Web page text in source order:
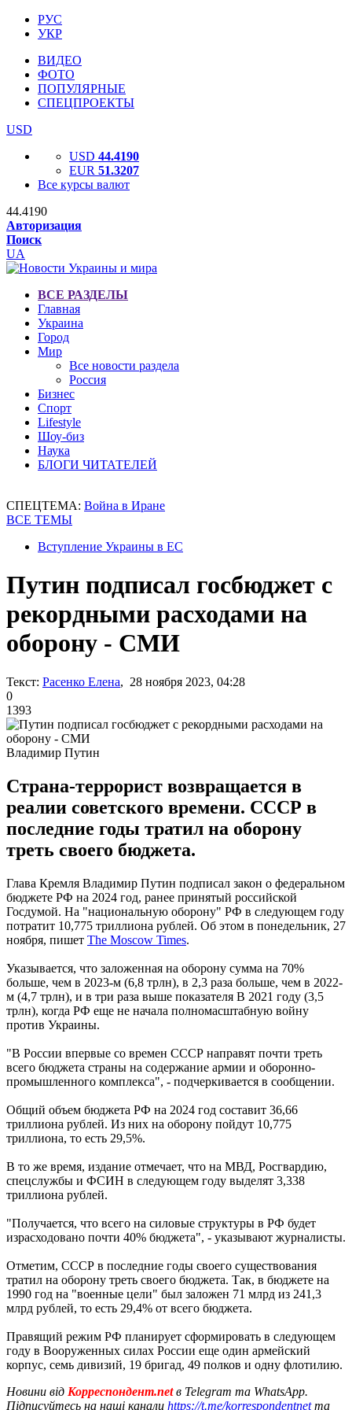
РУС
УКР
ВИДЕО
ФОТО
ПОПУЛЯРНЫЕ
СПЕЦПРОЕКТЫ
USD
USD 44.4190
EUR 51.3207
Все курсы валют
44.4190
Авторизация
Поиск
UA
ВСЕ РАЗДЕЛЫ
Главная
Украина
Город
Мир
Все новости раздела
Россия
Бизнес
Спорт
Lifestyle
Шоу-биз
Наука
БЛОГИ ЧИТАТЕЛЕЙ
СПЕЦТЕМА: Война в Иране
ВСЕ ТЕМЫ
Вступление Украины в ЕС
Путин подписал госбюджет с
рекордными расходами на
оборону - СМИ
Текст: Расенко Елена, 28 ноября 2023, 04:28
0
1393
Владимир Путин
Страна-террорист возвращается в
реалии советского времени. СССР в
последние годы тратил на оборону
треть своего бюджета.
Глава Кремля Владимир Путин подписал закон о федеральном
бюджете РФ на 2024 год, ранее принятый российской
Госдумой. На "национальную оборону" РФ в следующем году
потратит 10,775 триллиона рублей. Об этом в понедельник, 27
ноября, пишет The Moscow Times.
Указывается, что заложенная на оборону сумма на 70%
больше, чем в 2023-м (6,8 трлн), в 2,3 раза больше, чем в 2022-
м (4,7 трлн), и в три раза выше показателя В 2021 году (3,5
трлн), когда РФ еще не начала полномасштабную войну
против Украины.
"В России впервые со времен СССР направят почти треть
всего бюджета страны на содержание армии и оборонно-
промышленного комплекса", - подчеркивается в сообщении.
Общий объем бюджета РФ на 2024 год составит 36,66
триллиона рублей. Из них на оборону пойдут 10,775
триллиона, то есть 29,5%.
В то же время, издание отмечает, что на МВД, Росгвардию,
спецслужбы и ФСИН в следующем году выделят 3,338
триллиона рублей.
"Получается, что всего на силовые структуры в РФ будет
израсходовано почти 40% бюджета", - указывают журналисты.
Отметим, СССР в последние годы своего существования
тратил на оборону треть своего бюджета. Так, в бюджете на
1990 год на "военные цели" был заложен 71 млрд из 241,3
млрд рублей, то есть 29,4% от всего бюджета.
Правящий режим РФ планирует сформировать в следующем
году в Вооруженных силах России еще один армейский
корпус, семь дивизий, 19 бригад, 49 полков и одну флотилию.
Новини від Корреспондент.netв Telegram та WhatsApp.
Підписуйтесь на наші канали https://t.me/korrespondentnetта